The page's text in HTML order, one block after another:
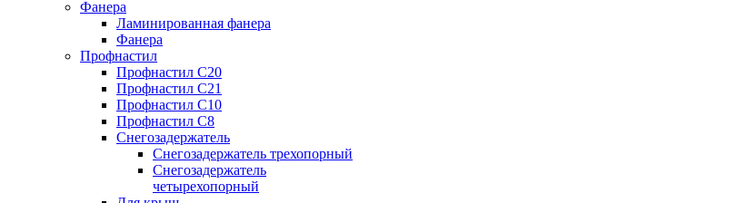
Фанера
Ламинированная фанера
Фанера
Профнастил
Профнастил С20
Профнастил С21
Профнастил С10
Профнастил С8
Снегозадержатель
Снегозадержатель трехопорный
Снегозадержатель
четырехопорный